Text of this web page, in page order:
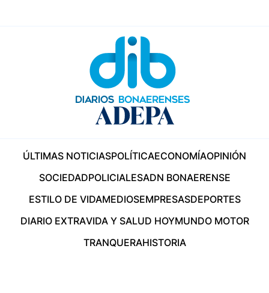
ÚLTIMAS NOTICIASPOLÍTICAECONOMÍAOPINIÓN
SOCIEDADPOLICIALESADN BONAERENSE
ESTILO DE VIDAMEDIOSEMPRESASDEPORTES
DIARIO EXTRAVIDA Y SALUD HOYMUNDO MOTOR
TRANQUERAHISTORIA